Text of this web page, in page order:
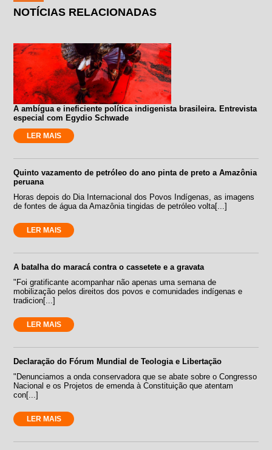
NOTÍCIAS RELACIONADAS
A ambígua e ineficiente política indigenista brasileira. Entrevista
especial com Egydio Schwade
LER MAIS
Quinto vazamento de petróleo do ano pinta de preto a Amazônia
peruana
Horas depois do Dia Internacional dos Povos Indígenas, as imagens
de fontes de água da Amazônia tingidas de petróleo volta[...]
LER MAIS
A batalha do maracá contra o cassetete e a gravata
"Foi gratificante acompanhar não apenas uma semana de
mobilização pelos direitos dos povos e comunidades indígenas e
tradicion[...]
LER MAIS
Declaração do Fórum Mundial de Teologia e Libertação
"Denunciamos a onda conservadora que se abate sobre o Congresso
Nacional e os Projetos de emenda à Constituição que atentam
con[...]
LER MAIS